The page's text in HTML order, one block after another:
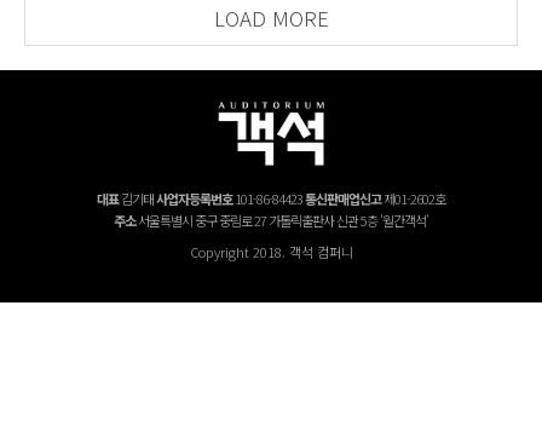
LOAD MORE
대표김기태사업자등록번호101-86-84423통신판매업신고제01-2602호
주소서울특별시 중구 중림로 27 가톨릭출판사 신관 5층 '월간객석'
Copyright 2018. 객석 컴퍼니